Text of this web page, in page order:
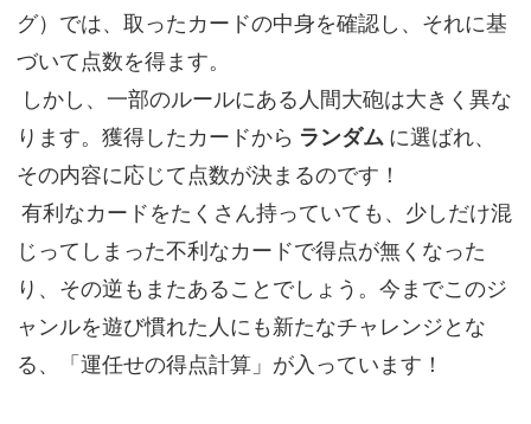
グ）では、取ったカードの中身を確認し、それに基
づいて点数を得ます。
しかし、一部のルールにある人間大砲は大きく異な
ります。獲得したカードから ランダム に選ばれ、
その内容に応じて点数が決まるのです！
有利なカードをたくさん持っていても、少しだけ混
じってしまった不利なカードで得点が無くなった
り、その逆もまたあることでしょう。今までこのジ
ャンルを遊び慣れた人にも新たなチャレンジとな
る、「運任せの得点計算」が入っています！